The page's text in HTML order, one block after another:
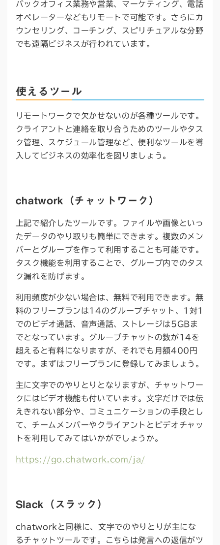
バックオフィス業務や営業、マーケティング、電話
オペレーターなどもリモートで可能です。さらにカ
ウンセリング、コーチング、スピリチュアルな分野
でも遠隔ビジネスが行われています。
使えるツール
リモートワークで欠かせないのが各種ツールです。
クライアントと連絡を取り合うためのツールやタス
ク管理、スケジュール管理など、便利なツールを導
入してビジネスの効率化を図りましょう。
chatwork（チャットワーク）
上記で紹介したツールです。ファイルや画像といっ
たデータのやり取りも簡単にできます。複数のメン
バーとグループを作って利用することも可能です。
タスク機能を利用することで、グループ内でのタス
ク漏れを防げます。
利用頻度が少ない場合は、無料で利用できます。無
料のフリープランは14のグループチャット、1対1
でのビデオ通話、音声通話、ストレージは5GBま
でとなっています。グループチャットの数が14を
超えると有料になりますが、それでも月額400円
です。まずはフリープランに登録してみましょう。
主に文字でのやりとりとなりますが、チャットワー
クにはビデオ機能も付いています。文字だけでは伝
えきれない部分や、コミュニケーションの手段とし
て、チームメンバーやクライアントとビデオチャッ
トを利用してみてはいかがでしょうか。
https://go.chatwork.com/ja/
Slack（スラック）
chatworkと同様に、文字でのやりとりが主にな
るチャットツールです。こちらは発言への返信がツ